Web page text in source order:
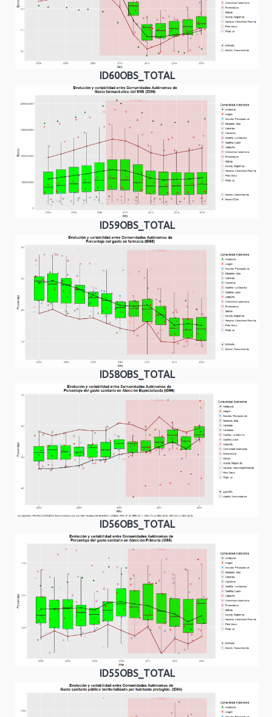
ID60OBS_TOTAL
ID59OBS_TOTAL
ID58OBS_TOTAL
ID56OBS_TOTAL
ID55OBS_TOTAL